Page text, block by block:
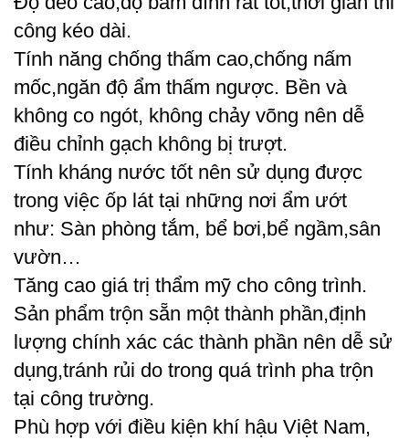
công kéo dài.
Tính năng chống thấm cao,chống nấm
mốc,ngăn độ ẩm thấm ngược. Bền và
không co ngót, không chảy võng nên dễ
điều chỉnh gạch không bị trượt.
Tính kháng nước tốt nên sử dụng được
trong việc ốp lát tại những nơi ẩm ướt
như: Sàn phòng tắm, bể bơi,bể ngầm,sân
vườn…
Tăng cao giá trị thẩm mỹ cho công trình.
Sản phẩm trộn sẵn một thành phần,định
lượng chính xác các thành phần nên dễ sử
dụng,tránh rủi do trong quá trình pha trộn
tại công trường.
Phù hợp với điều kiện khí hậu Việt Nam,